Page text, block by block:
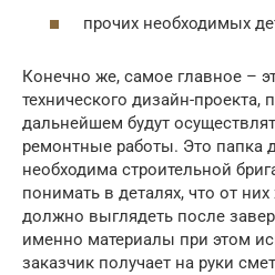
прочих необходимых
Конечно же, самое главное –
технического дизайн-проекта,
дальнейшем будут
ремонтные работы. Это папка
необходима строительной
понимать в деталях, что от них
должно выглядеть после
именно материалы при этом
заказчик получает на руки